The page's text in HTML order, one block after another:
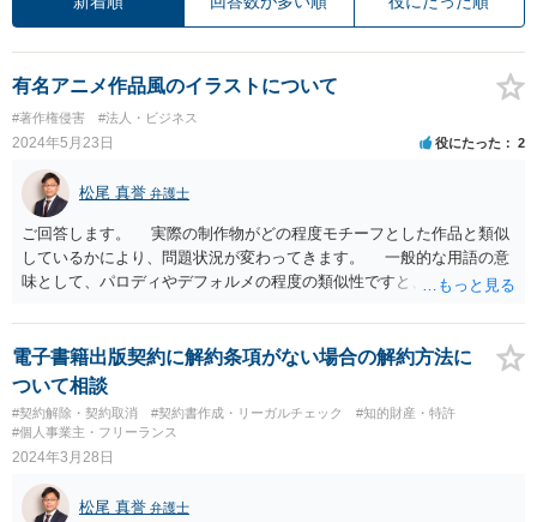
有名アニメ作品風のイラストについて
#著作権侵害 #法人・ビジネス
2024年5月23日 役にたった 2
松尾 真誉 弁護士
ご回答します。 実際の制作物がどの程度モチーフとした作品と類似
しているかにより、問題状況が変わってきます。 一般的な用語の意
味として、パロディやデフォルメの程度の類似性ですと、著作権侵害
た時点で著作権侵害が成立しますので、特定の場所で限られた方に見
せたとしても、法律上の問題はあるということになります。 仮に、
貴社が創作した著作物に問題がないのであれば、目的を問わず利用し
ていただけますが、問題がないとの断定は簡単ではないように思いま
す。 なお、制作を外注するのであれば、外注先との関係でも、契約
書等において著作権の権利処理が必要となります。
電子書籍出版契約に解約条項がない場合の解約方法に
ついて相談
#契約解除・契約取消 #契約書作成・リーガルチェック
#知的財産・特許
#個人事業主・フリーランス
2024年3月28日
松尾 真誉 弁護士